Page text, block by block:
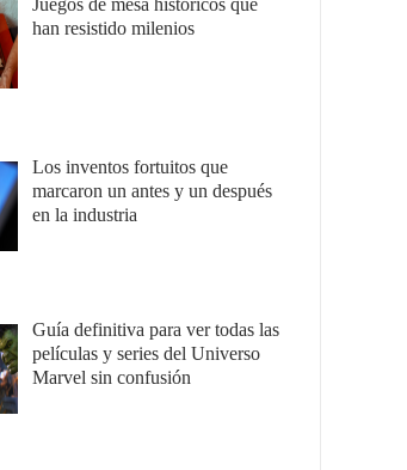
Juegos de mesa históricos que
han resistido milenios
Los inventos fortuitos que
marcaron un antes y un después
en la industria
Guía definitiva para ver todas las
películas y series del Universo
Marvel sin confusión